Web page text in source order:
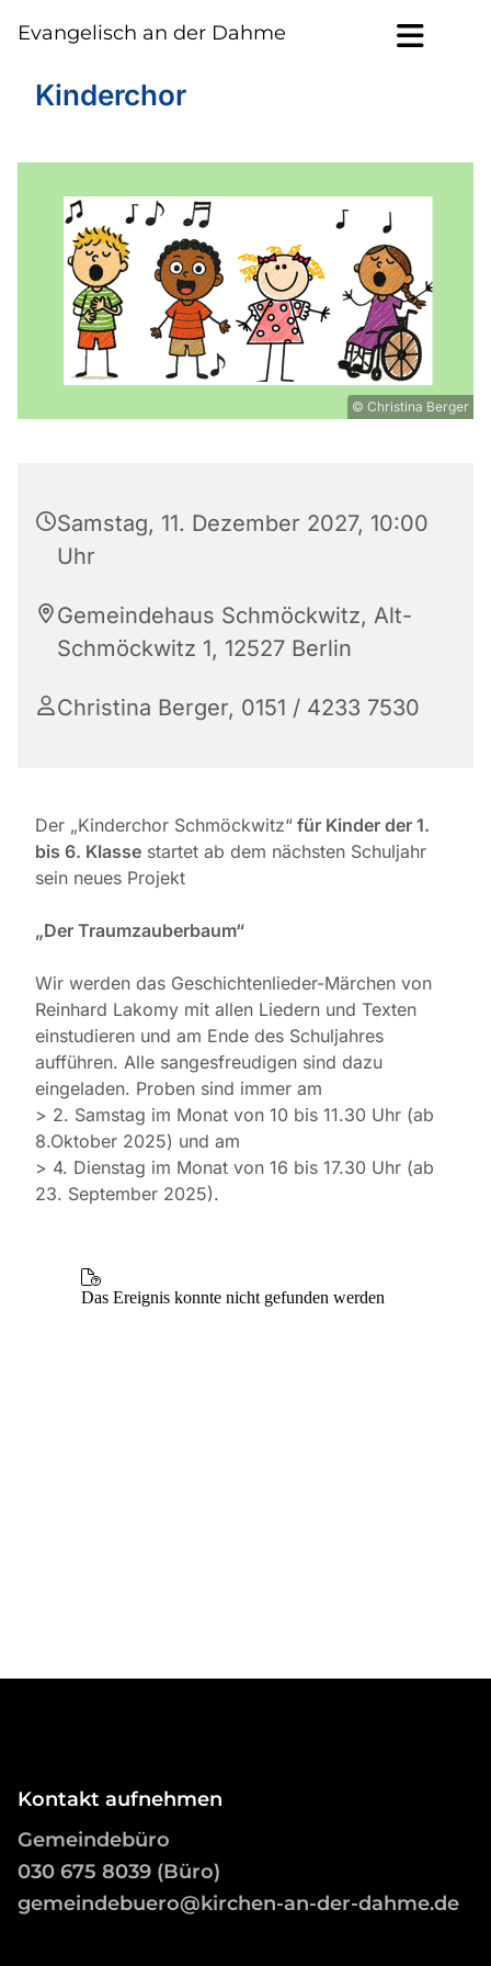
Evangelisch an der Dahme
Kinderchor
© Christina Berger
Samstag, 11. Dezember 2027, 10:00
Uhr
Gemeindehaus Schmöckwitz, Alt-
Schmöckwitz 1, 12527 Berlin
Christina Berger, 0151 / 4233 7530
Der „Kinderchor Schmöckwitz“ für Kinder der 1.
bis 6. Klasse startet ab dem nächsten Schuljahr
sein neues Projekt
„Der Traumzauberbaum“
Wir werden das Geschichtenlieder-Märchen von
Reinhard Lakomy mit allen Liedern und Texten
einstudieren und am Ende des Schuljahres
aufführen. Alle sangesfreudigen sind dazu
eingeladen. Proben sind immer am
> 2. Samstag im Monat von 10 bis 11.30 Uhr (ab
8.Oktober 2025) und am
> 4. Dienstag im Monat von 16 bis 17.30 Uhr (ab
23. September 2025).
Kontakt aufnehmen
Gemeindebüro
030 675 8039 (Büro)
gemeindebuero@kirchen-an-der-dahme.de